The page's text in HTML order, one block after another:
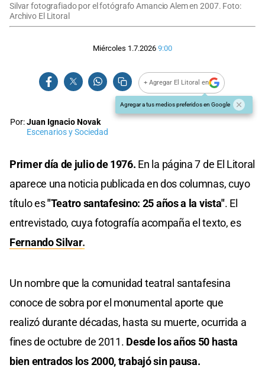
Silvar fotografiado por el fotógrafo Amancio Alem en 2007. Foto:
Archivo El Litoral
Miércoles 1.7.2026 9:00
+ Agregar El Litoral en
Agregar a tus medios preferidos en Google
Por:Juan Ignacio Novak
Escenarios y Sociedad
Primer día de julio de 1976. En la página 7 de El Litoral
aparece una noticia publicada en dos columnas, cuyo
título es"Teatro santafesino: 25 años a la vista". El
entrevistado, cuya fotografía acompaña el texto, es
Fernando Silvar.
Un nombre que la comunidad teatral santafesina
conoce de sobra por el monumental aporte que
realizó durante décadas, hasta su muerte, ocurrida a
fines de octubre de 2011. Desde los años 50 hasta
bien entrados los 2000, trabajó sin pausa.